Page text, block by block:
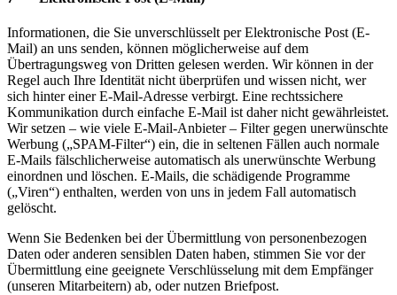
Informationen, die Sie unverschlüsselt per Elektronische Post (E-
Mail) an uns senden, können möglicherweise auf dem
Übertragungsweg von Dritten gelesen werden. Wir können in der
Regel auch Ihre Identität nicht überprüfen und wissen nicht, wer
sich hinter einer E-Mail-Adresse verbirgt. Eine rechtssichere
Kommunikation durch einfache E-Mail ist daher nicht gewährleistet.
Wir setzen – wie viele E-Mail-Anbieter – Filter gegen unerwünschte
Werbung („SPAM-Filter“) ein, die in seltenen Fällen auch normale
E-Mails fälschlicherweise automatisch als unerwünschte Werbung
einordnen und löschen. E-Mails, die schädigende Programme
(„Viren“) enthalten, werden von uns in jedem Fall automatisch
gelöscht.
Wenn Sie Bedenken bei der Übermittlung von personenbezogen
Daten oder anderen sensiblen Daten haben, stimmen Sie vor der
Übermittlung eine geeignete Verschlüsselung mit dem Empfänger
(unseren Mitarbeitern) ab, oder nutzen Briefpost.